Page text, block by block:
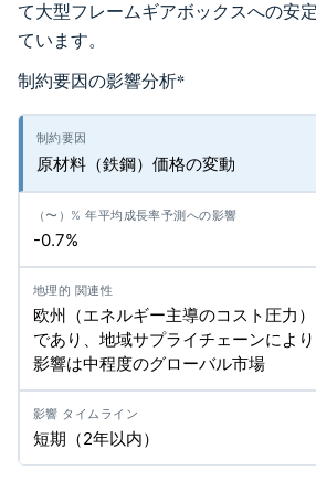
て大型フレームギアボックスへの安
ています。
制約要因の影響分析*
原材料（鉄鋼）価格の変動
-0.7%
欧州（エネルギー主導のコスト圧力
であり、地域サプライチェーンによ
影響は中程度のグローバル市場
短期（2年以内）